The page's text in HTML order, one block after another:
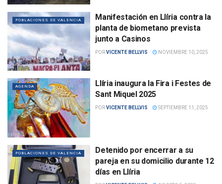
POBLACIONES DE VALENCIA
Manifestación en Llíria contra la
planta de biometano prevista
junto a Casinos
PORVICENTE BELLVIS NOVIEMBRE 10, 2025
AGENDA
Llíria inaugura la Fira i Festes de
Sant Miquel 2025
PORVICENTE BELLVIS SEPTIEMBRE 11, 2025
POBLACIONES DE VALENCIA
Detenido por encerrar a su
pareja en su domicilio durante 12
días en Llíria